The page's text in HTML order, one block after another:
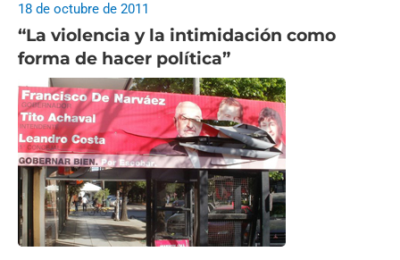
“La violencia y la intimidación como
forma de hacer política”
18 de octubre de 2011